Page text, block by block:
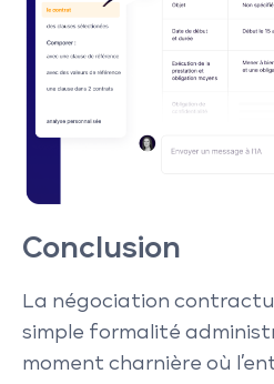
Conclusion
La négociation
simple formalité
moment charnière où